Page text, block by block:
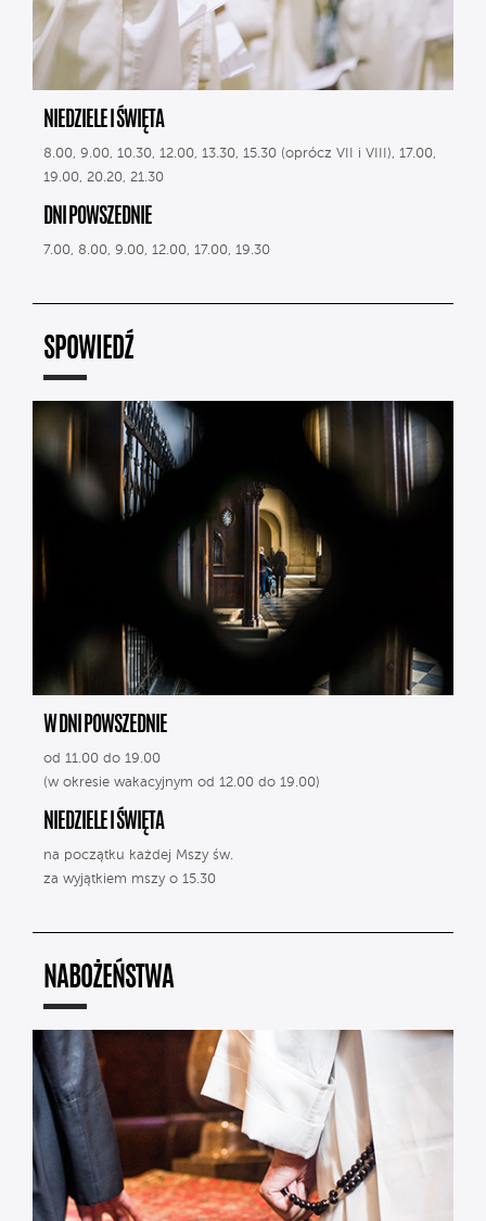
NIEDZIELE I ŚWIĘTA
8.00, 9.00, 10.30, 12.00, 13.30, 15.30 (oprócz VII i VIII), 17.00,
19.00, 20.20, 21.30
DNI POWSZEDNIE
7.00, 8.00, 9.00, 12.00, 17.00, 19.30
SPOWIEDŹ
W DNI POWSZEDNIE
od 11.00 do 19.00
(w okresie wakacyjnym od 12.00 do 19.00)
NIEDZIELE I ŚWIĘTA
na początku każdej Mszy św.
za wyjątkiem mszy o 15.30
NABOŻEŃSTWA